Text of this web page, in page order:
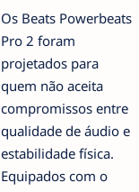
Os Beats Powerbeats
Pro 2 foram
projetados para
quem não aceita
compromissos entre
qualidade de áudio e
estabilidade física.
Equipados com o